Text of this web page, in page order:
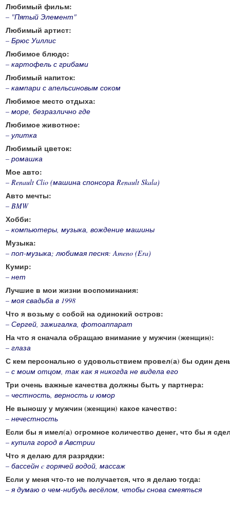
Любимый фильм:
– "Пятый Элемент"
Любимый артист:
– Брюс Уиллис
Любимое блюдо:
– картофель с грибами
Любимый напиток:
– кампари с апельсиновым соком
Любимое место отдыха:
– море, безразлично где
Любимое животное:
– улитка
Любимый цветок:
– ромашка
Мое авто:
– Renault Clio (машина спонсора Renault Skala)
Авто мечты:
– BMW
Хобби:
– компьютеры, музыка, вождение машины
Музыка:
– поп-музыка; любимая песня: Ameno (Era)
Кумир:
– нет
Лучшие в мои жизни воспоминания:
– моя свадьба в 1998
Что я возьму с собой на одинокий остров:
– Сергей, зажигалка, фотоаппарат
На что я сначала обращаю внимание у мужчин (женщин):
– глаза
С кем персонально с удовольствием провел(а) бы один
– с моим отцом, так как я никогда не видела его
Три очень важные качества должны быть у партнера:
– честность, верность и юмор
Не выношу у мужчин (женщин) какое качество:
– нечестность
Если бы я имел(а) огромное количество денег, что бы я
– купила город в Австрии
Что я делаю для разрядки:
– бассейн c горячей водой, массаж
Если у меня что-то не получается, что я делаю тогда:
– я думаю о чем-нибудь весёлом, чтобы снова смеяться